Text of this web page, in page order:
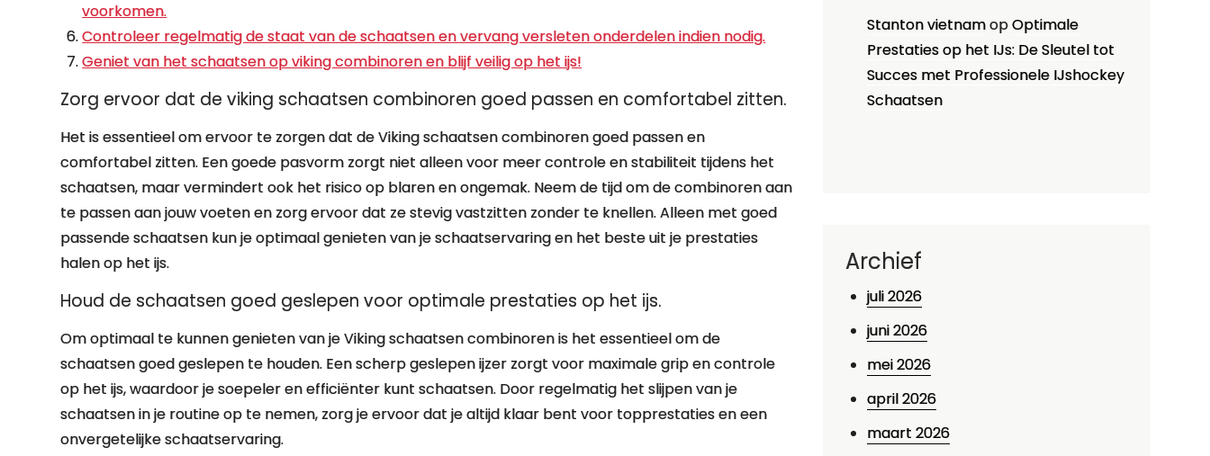
voorkomen.
Controleer regelmatig de staat van de schaatsen en vervang versleten onderdelen indien nodig.
Geniet van het schaatsen op viking combinoren en blijf veilig op het ijs!
Zorg ervoor dat de viking schaatsen combinoren goed passen en comfortabel zitten.
Het is essentieel om ervoor te zorgen dat de Viking schaatsen combinoren goed passen en
comfortabel zitten. Een goede pasvorm zorgt niet alleen voor meer controle en stabiliteit tijdens het
schaatsen, maar vermindert ook het risico op blaren en ongemak. Neem de tijd om de combinoren aan
te passen aan jouw voeten en zorg ervoor dat ze stevig vastzitten zonder te knellen. Alleen met goed
passende schaatsen kun je optimaal genieten van je schaatservaring en het beste uit je prestaties
halen op het ijs.
Houd de schaatsen goed geslepen voor optimale prestaties op het ijs.
Om optimaal te kunnen genieten van je Viking schaatsen combinoren is het essentieel om de
schaatsen goed geslepen te houden. Een scherp geslepen ijzer zorgt voor maximale grip en controle
op het ijs, waardoor je soepeler en efficiënter kunt schaatsen. Door regelmatig het slijpen van je
schaatsen in je routine op te nemen, zorg je ervoor dat je altijd klaar bent voor topprestaties en een
onvergetelijke schaatservaring.
Stanton vietnamopOptimale
Prestaties op het IJs: De Sleutel tot
Succes met Professionele IJshockey
Schaatsen
Archief
juli 2026
juni 2026
mei 2026
april 2026
maart 2026